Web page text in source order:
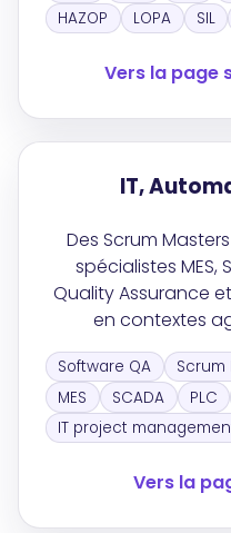
HAZOP
LOPA SIL
Vers la page
IT,
Des Scrum
spécialistes MES,
Quality Assurance
en contextes
Software QA Scrum
MES
SCADA PLC
IT project
Vers la